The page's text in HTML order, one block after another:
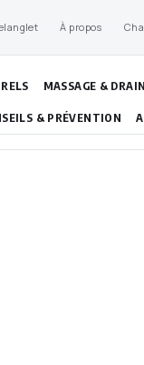
À propos
MASSAGE &
& PRÉVENTION